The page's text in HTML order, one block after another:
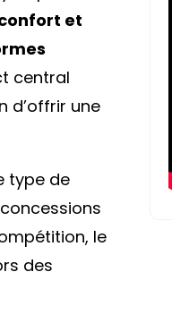
et
central
d’offrir une
type de
le
des